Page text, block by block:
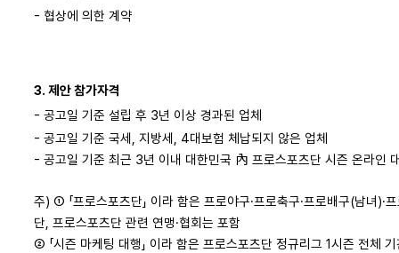
- 협상에 의한 계약
3. 제안 참가자격
- 공고일 기준 설립 후 3년 이상 경과된 업체
- 공고일 기준 국세, 지방세, 4대보험 체납되지 않은 업체
- 공고일 기준 최근 3년 이내 대한민국 內 프로스포츠단 시즌 온라인
주) ① 「프로스포츠단」 이라 함은 프로야구·프로축구·프로배구(남녀)·
단, 프로스포츠단 관련 연맹·협회는 포함
② 「시즌 마케팅 대행」 이라 함은 프로스포츠단 정규리그 1시즌 전체